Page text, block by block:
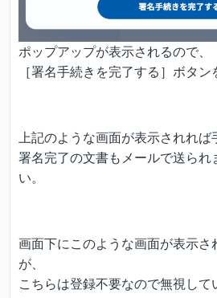
ポップアップが表示されるので、
［署名手続きを完了する］ボタン
上記のような画面が表示されれば
署名完了の文書もメールで送られ
い。
画面下にこのような画面が表示さ
が、
こちらは登録不要なので無視して